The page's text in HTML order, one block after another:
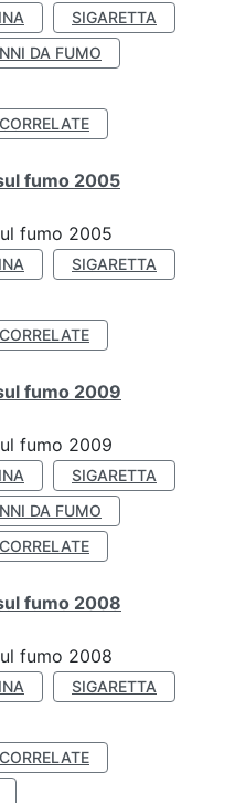
SIGARETTA
DA FUMO
fumo 2005
fumo 2005
SIGARETTA
fumo 2009
fumo 2009
SIGARETTA
DA FUMO
fumo 2008
fumo 2008
SIGARETTA